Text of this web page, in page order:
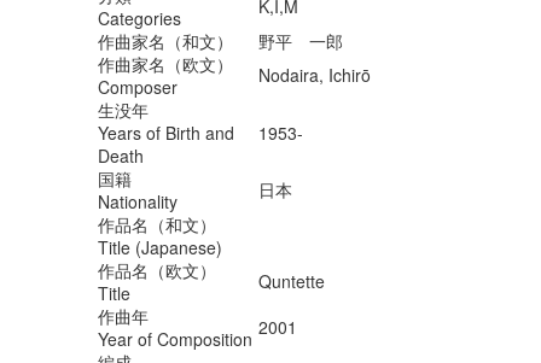
Categories
K,I,M
作曲家名（和文）
野平 一郎
作曲家名（欧文）
Composer
Nodaira, Ichirō
生没年
Years of Birth and
Death
1953-
国籍
Nationality
日本
作品名（和文）
Title (Japanese)
作品名（欧文）
Title
Quntette
作曲年
Year of Composition 2001